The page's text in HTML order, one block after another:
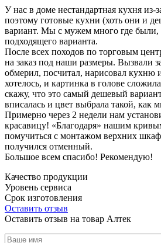
У нас в доме нестандартная кухня из-
поэтому готовые кухни (хоть они и
вариант. Мы с мужем много где
подходящего варианта.
После всех походов по торговым
на заказ под наши размеры. Вызвали
обмерил, посчитал, нарисовал кухню
хотелось, и картинка в голове
скажу, что это самый дешевый
вписалась и цвет выбрала такой, как
Примерно через 2 недели нам
красавицу! «Благодаря» нашим
помучиться с монтажом верхних
получился отменный.
Большое всем спасибо! Рекомендую!
Качество продукции
Уровень сервиса
Срок изготовления
Оставить отзыв
Оставить отзыв на товар Алтек